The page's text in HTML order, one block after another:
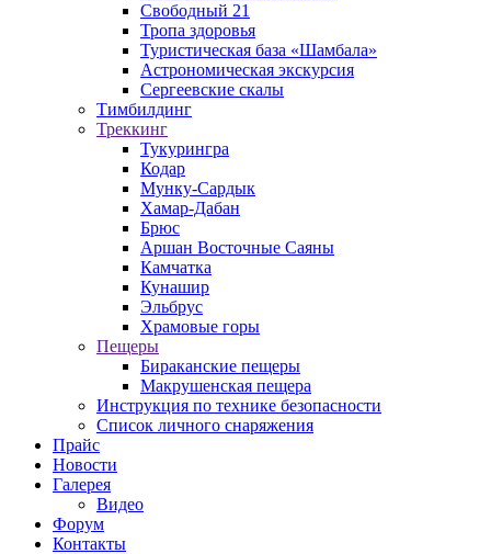
Свободный 21
Тропа здоровья
Туристическая база «Шамбала»
Астрономическая экскурсия
Сергеевские скалы
Тимбилдинг
Треккинг
Тукурингра
Кодар
Мунку-Сардык
Хамар-Дабан
Брюс
Аршан Восточные Саяны
Камчатка
Кунашир
Эльбрус
Храмовые горы
Пещеры
Бираканские пещеры
Макрушенская пещера
Инструкция по технике безопасности
Список личного снаряжения
Прайс
Новости
Галерея
Видео
Форум
Контакты